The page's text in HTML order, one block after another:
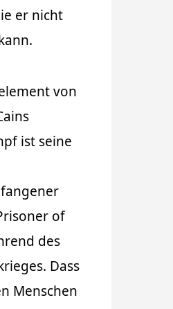
er nicht
von
ist seine
of
des
Dass
Menschen